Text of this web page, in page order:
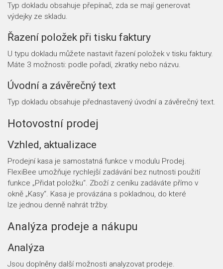
Typ dokladu obsahuje přepínač, zda se mají generovat
výdejky ze skladu.
Řazení položek při tisku faktury
U typu dokladu můžete nastavit řazení položek v tisku faktury.
Máte 3 možnosti: podle pořadí, zkratky nebo názvu.
Úvodní a závěrečný text
Typ dokladu obsahuje přednastavený úvodní a závěrečný text.
Hotovostní prodej
Vzhled, aktualizace
Prodejní kasa je samostatná funkce v modulu Prodej.
FlexiBee umožňuje rychlejší zadávání bez nutnosti použití
funkce „Přidat položku“. Zboží z ceníku zadáváte přímo v
okně „Kasy“. Kasa je provázána s pokladnou, do které
lze jednou denně nahrát tržby.
Analýza prodeje a nákupu
Analýza
Jsou doplněny další možnosti analyzovat prodeje.